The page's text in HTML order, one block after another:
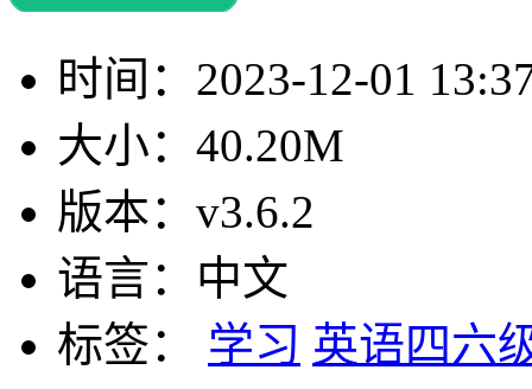
时间： 2023-12-01
大小： 40.20M
版本： v3.6.2
语言： 中文
标签：
学习 英语四六